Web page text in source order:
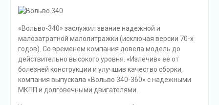
«Вольво-340» заслужил звание надежной и
малозатратной малолитражки (исключая версии 70-х
годов). Со временем компания довела модель до
действительно высокого уровня. «Излечив» ее от
болезней конструкции и улучшив качество сборки,
компания выпускала «Вольво 340-360» с надежными
МКПП и долговечными двигателями.